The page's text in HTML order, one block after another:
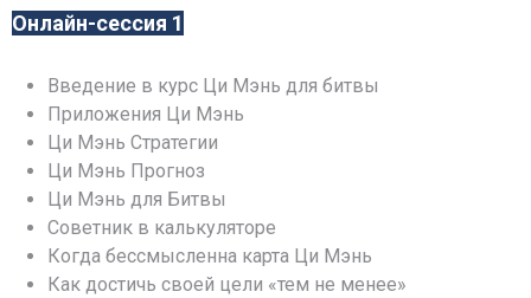
Онлайн-сессия 1
Введение в курс Ци Мэнь для битвы
Приложения Ци Мэнь
Ци Мэнь Стратегии
Ци Мэнь Прогноз
Ци Мэнь для Битвы
Советник в калькуляторе
Когда бессмысленна карта Ци Мэнь
Как достичь своей цели «тем не менее»